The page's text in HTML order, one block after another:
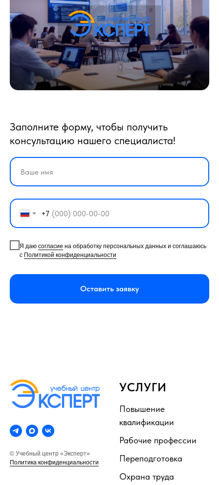
Заполните форму, чтобы получить
консультацию нашего специалиста!
+7
Я даю согласие на обработку персональных данных и соглашаюсь
с Политикой конфиденциальности
Оставить заявку
© Учебный центр «Эксперт»
Политика конфиденциальности
УСЛУГИ
Повышение
квалификации
Рабочие профессии
Переподготовка
Охрана труда